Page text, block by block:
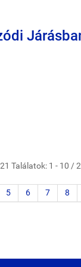
Találatok: 1 - 10 /
5 6 7 8